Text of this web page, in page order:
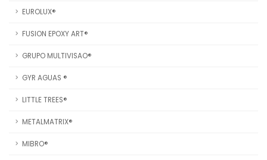
EUROLUX®
FUSION EPOXY ART®
GRUPO MULTIVISAO®
GYR AGUAS ®
LITTLE TREES®
METALMATRIX®
MIBRO®